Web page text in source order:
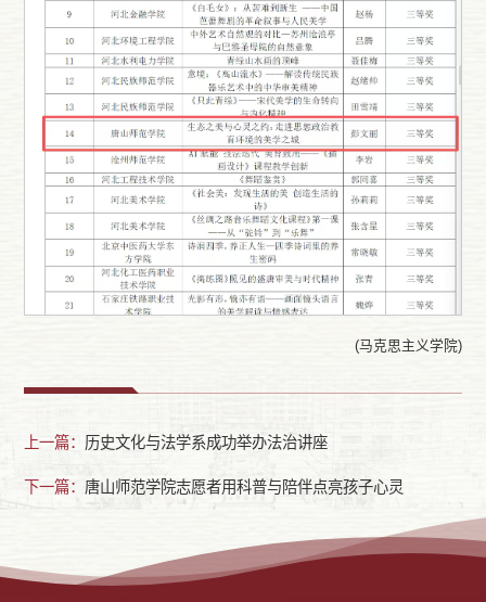
(马克思主义学院)
上一篇： 历史文化与法学系成功举办法治讲座
下一篇： 唐山师范学院志愿者用科普与陪伴点亮孩子心灵